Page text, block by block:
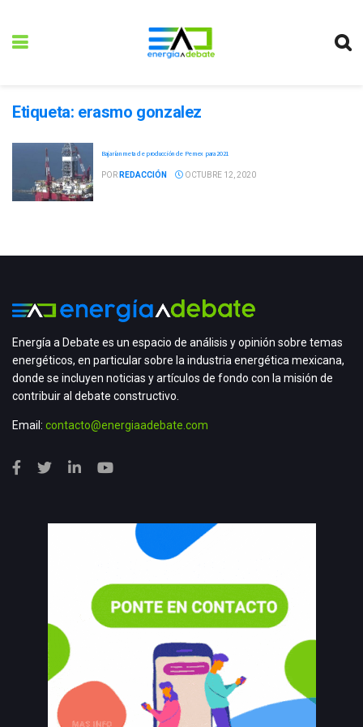
Etiqueta: erasmo gonzalez
Bajarían meta de producción de Pemex para 2021
POR REDACCIÓN OCTUBRE 12, 2020
Energía a Debate es un espacio de análisis y opinión sobre temas
energéticos, en particular sobre la industria energética mexicana,
donde se incluyen noticias y artículos de fondo con la misión de
contribuir al debate constructivo.
Email: contacto@energiaadebate.com